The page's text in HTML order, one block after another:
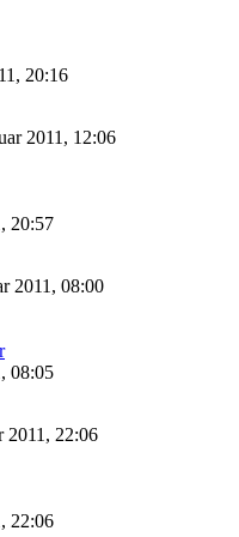
20:16
2011, 12:06
20:57
2011, 08:00
08:05
2011, 22:06
22:06